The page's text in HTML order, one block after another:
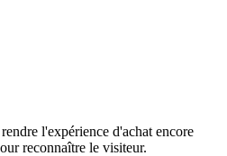
l'expérience d'achat encore
reconnaître le visiteur.